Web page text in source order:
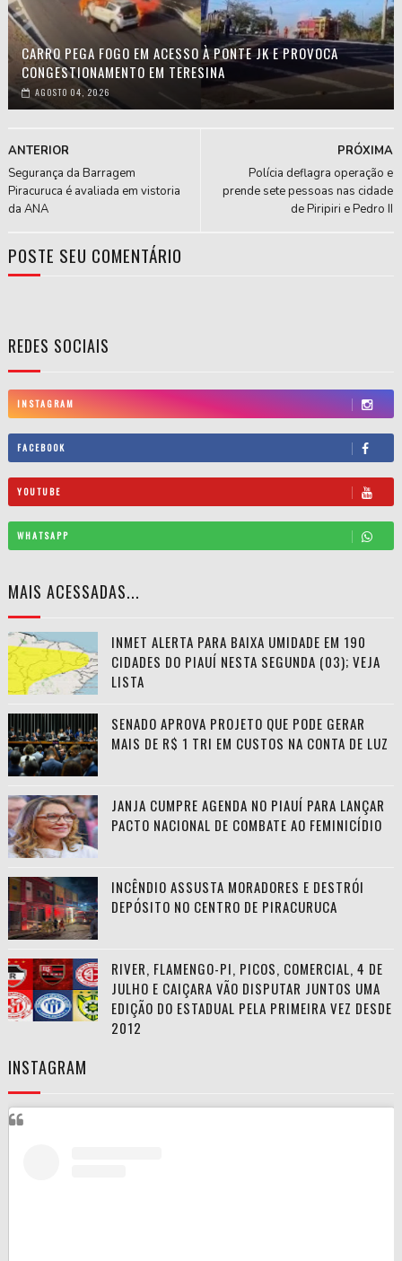
CARRO PEGA FOGO EM ACESSO À PONTE JK E PROVOCA
CONGESTIONAMENTO EM TERESINA
AGOSTO 04, 2026
PRÓXIMA
Polícia deflagra operação e
prende sete pessoas nas cidade
de Piripiri e Pedro II
ANTERIOR
Segurança da Barragem
Piracuruca é avaliada em vistoria
da ANA
POSTE SEU COMENTÁRIO
REDES SOCIAIS
INSTAGRAM
FACEBOOK
YOUTUBE
WHATSAPP
MAIS ACESSADAS...
INMET ALERTA PARA BAIXA UMIDADE EM 190
CIDADES DO PIAUÍ NESTA SEGUNDA (03); VEJA
LISTA
SENADO APROVA PROJETO QUE PODE GERAR
MAIS DE R$ 1 TRI EM CUSTOS NA CONTA DE LUZ
JANJA CUMPRE AGENDA NO PIAUÍ PARA LANÇAR
PACTO NACIONAL DE COMBATE AO FEMINICÍDIO
INCÊNDIO ASSUSTA MORADORES E DESTRÓI
DEPÓSITO NO CENTRO DE PIRACURUCA
RIVER, FLAMENGO-PI, PICOS, COMERCIAL, 4 DE
JULHO E CAIÇARA VÃO DISPUTAR JUNTOS UMA
EDIÇÃO DO ESTADUAL PELA PRIMEIRA VEZ DESDE
2012
INSTAGRAM